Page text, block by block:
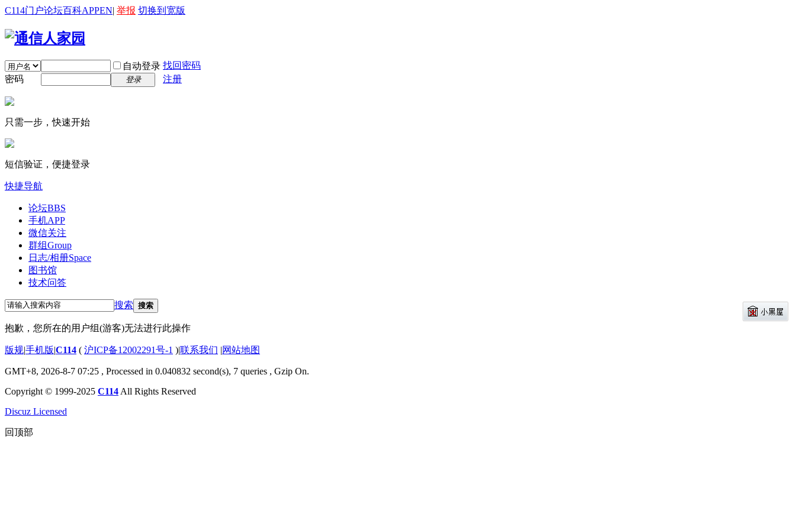
C114门户论坛百科APPEN| 举报 切换到宽版
自动登录 找回密码
密码
登录 注册
只需一步，快速开始
短信验证，便捷登录
快捷导航
论坛BBS
手机APP
微信关注
群组Group
日志/相册Space
图书馆
技术问答
搜索 搜索
抱歉，您所在的用户组(游客)无法进行此操作
版规|手机版|C114 ( 沪ICP备12002291号-1 )|联系我们 |网站地图
GMT+8, 2026-8-7 07:25 , Processed in 0.040832 second(s), 7 queries , Gzip On.
Copyright © 1999-2025 C114 All Rights Reserved
Discuz Licensed
回顶部